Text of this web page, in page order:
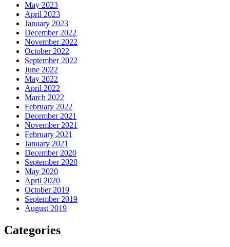
May 2023
April 2023
January 2023
December 2022
November 2022
October 2022
September 2022
June 2022
May 2022
April 2022
March 2022
February 2022
December 2021
November 2021
February 2021
January 2021
December 2020
September 2020
May 2020
April 2020
October 2019
September 2019
August 2019
Categories